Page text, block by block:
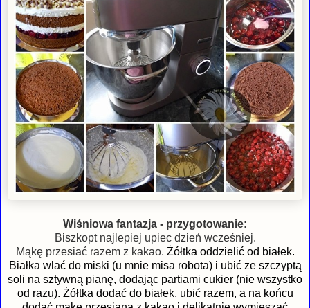
Wiśniowa fantazja - przygotowanie:
Biszkopt najlepiej upiec dzień wcześniej.
Mąkę przesiać razem z kakao. Żółtka oddzielić od białek.
Białka wlać do miski (u mnie misa robota) i ubić ze szczyptą
soli na sztywną pianę, dodając partiami cukier (nie wszystko
od razu). Żółtka dodać do białek, ubić razem, a na końcu